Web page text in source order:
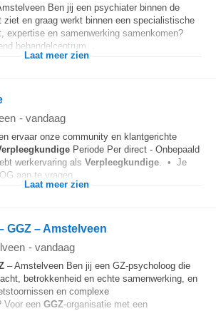
Ben jij een psychiater binnen de
ziet en graag werkt binnen een specialistische
expertise en samenwerking samenkomen?
behandelcentrum...
Laat meer zien
- vandaag
ervaar onze community en klantgerichte
Periode Per direct - Onbepaald
werkervaring als Verpleegkundige. • Je
aan te vragen...
Laat meer zien
GGZ – Amstelveen
- vandaag
– Amstelveen Ben jij een GZ-psycholoog die
betrokkenheid en echte samenwerking, en
en complexe
Voor een GGZ-organisatie met een